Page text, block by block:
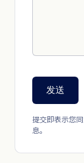
发送
提交即表示您
息。